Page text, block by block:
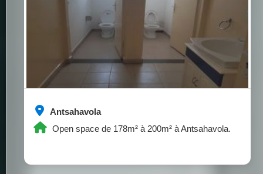
Antsahavola
Open space de 178m² à 200m² à Antsahavola.